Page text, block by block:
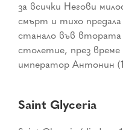
за всички Негови
смърт и тихо
станало във
столетие, през
император Антонин
Saint Glyceria